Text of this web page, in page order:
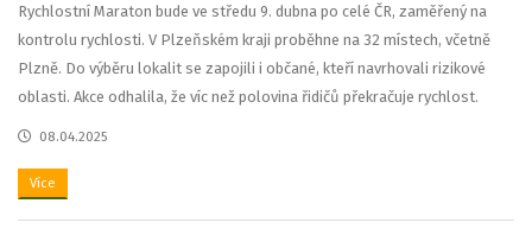
Rychlostní Maraton bude ve středu 9. dubna po celé ČR, zaměřený na
kontrolu rychlosti. V Plzeňském kraji proběhne na 32 místech, včetně
Plzně. Do výběru lokalit se zapojili i občané, kteří navrhovali rizikové
oblasti. Akce odhalila, že víc než polovina řidičů překračuje rychlost.
08.04.2025
Více